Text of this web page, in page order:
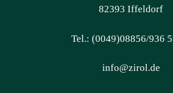
82393 Iffeldorf
Tel.: (0049)08856/936
info@zirol.de